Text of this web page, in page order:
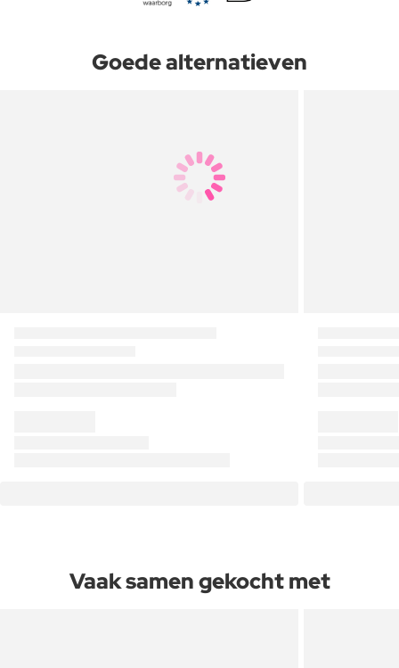
Goede alternatieven
Vaak samen gekocht met